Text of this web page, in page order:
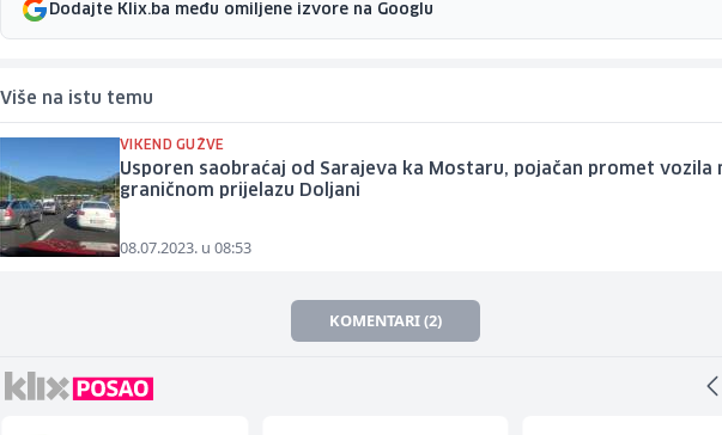
Dodajte Klix.ba među omiljene izvore na Googlu
Više na istu temu
VIKEND GUŽVE
Usporen saobraćaj od Sarajeva ka Mostaru, pojačan promet vozila
graničnom prijelazu Doljani
08.07.2023. u 08:53
KOMENTARI (2)